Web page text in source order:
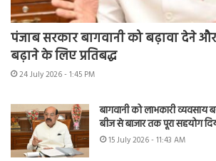
पंजाब सरकार बागवानी को बढ़ावा देने
बढ़ाने के लिए प्रतिबद्ध
24 July 2026 - 1:45 PM
बागवानी को लाभकारी व्यवसाय
बीज से बाजार तक पूरा सहयोग
15 July 2026 - 11:43 AM